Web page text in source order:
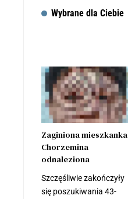
Wybrane dla Ciebie
Zaginiona mieszkanka
Chorzemina
odnaleziona
Szczęśliwie zakończyły
się poszukiwania 43-